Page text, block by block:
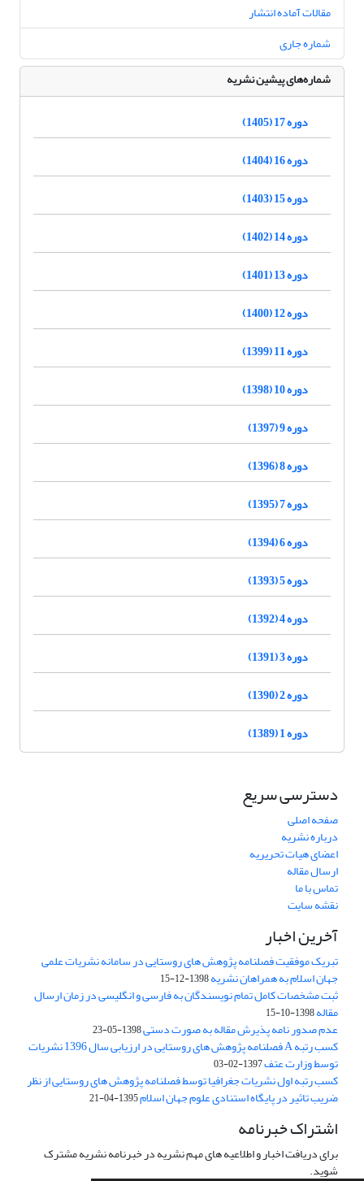
مقالات آماده انتشار
شماره جاری
شماره‌های پیشین نشریه
دوره 17 (1405)
دوره 16 (1404)
دوره 15 (1403)
دوره 14 (1402)
دوره 13 (1401)
دوره 12 (1400)
دوره 11 (1399)
دوره 10 (1398)
دوره 9 (1397)
دوره 8 (1396)
دوره 7 (1395)
دوره 6 (1394)
دوره 5 (1393)
دوره 4 (1392)
دوره 3 (1391)
دوره 2 (1390)
دوره 1 (1389)
دسترسی سریع
صفحه اصلی
درباره نشریه
اعضای هیات تحریریه
ارسال مقاله
تماس با ما
نقشه سایت
آخرین اخبار
تبریک موفقیت فصلنامه پژوهش های روستایی در سامانه نشریات علمی
جهان اسلام به همراهان نشریه1398-12-15
ثبت مشخصات کامل تمام نویسندگان به فارسی و انگلیسی در زمان ارسال
مقاله1398-10-15
عدم صدور نامه پذیرش مقاله به صورت دستی1398-05-23
کسب رتبه A فصلنامه پژوهش های روستایی در ارزیابی سال 1396 نشریات
توسط وزارت عتف1397-02-03
کسب رتبه اول نشریات جغرافیا توسط فصلنامه پژوهش های روستایی از نظر
ضریب تاثیر در پایگاه استنادی علوم جهان اسلام1395-04-21
اشتراک خبرنامه
برای دریافت اخبار و اطلاعیه های مهم نشریه در خبرنامه نشریه مشترک
شوید.